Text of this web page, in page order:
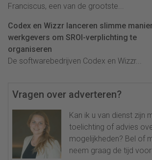
Franciscus, een van de grootste...
Codex en Wizzr lanceren slimme
werkgevers om SROI-verplichting te
organiseren
De softwarebedrijven Codex en Wizzr...
Vragen over adverteren?
Kan ik u van dienst zijn
toelichting of advies
mogelijkheden? Bel of
neem graag de tijd voor